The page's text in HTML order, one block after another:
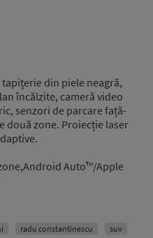
din piele neagră,
încălzite, cameră video
senzori de parcare față-
două zone. Proiecție laser
Auto™/Apple
radu constantinescu suv